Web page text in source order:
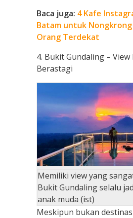
Baca juga: 4 Kafe
Batam untuk
Orang Terdekat
4. Bukit Gundaling –
Berastagi
Memiliki view yang
Bukit Gundaling selalu
anak muda (ist)
Meskipun bukan